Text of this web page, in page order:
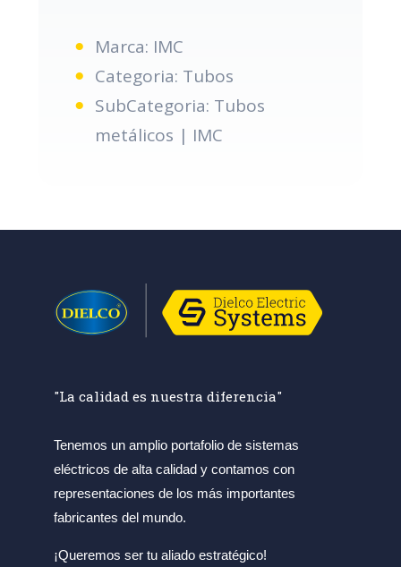
Marca: IMC
Categoria: Tubos
SubCategoria: Tubos
metálicos | IMC
"La calidad es nuestra diferencia"
Tenemos un amplio portafolio de sistemas
eléctricos de alta calidad y contamos con
representaciones de los más importantes
fabricantes del mundo.
¡Queremos ser tu aliado estratégico!